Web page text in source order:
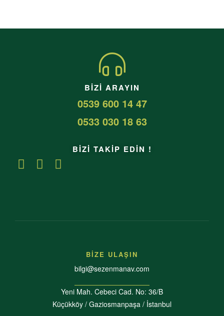
BIZI ARAYIN
0539 600 14 47
0533 030 18 63
BİZİ TAKİP EDİN !
BİZE ULAŞIN
bilgi@sezenmanav.com
Yeni Mah. Cebeci Cad. No: 36/B
Küçükköy / Gaziosmanpaşa / İstanbul